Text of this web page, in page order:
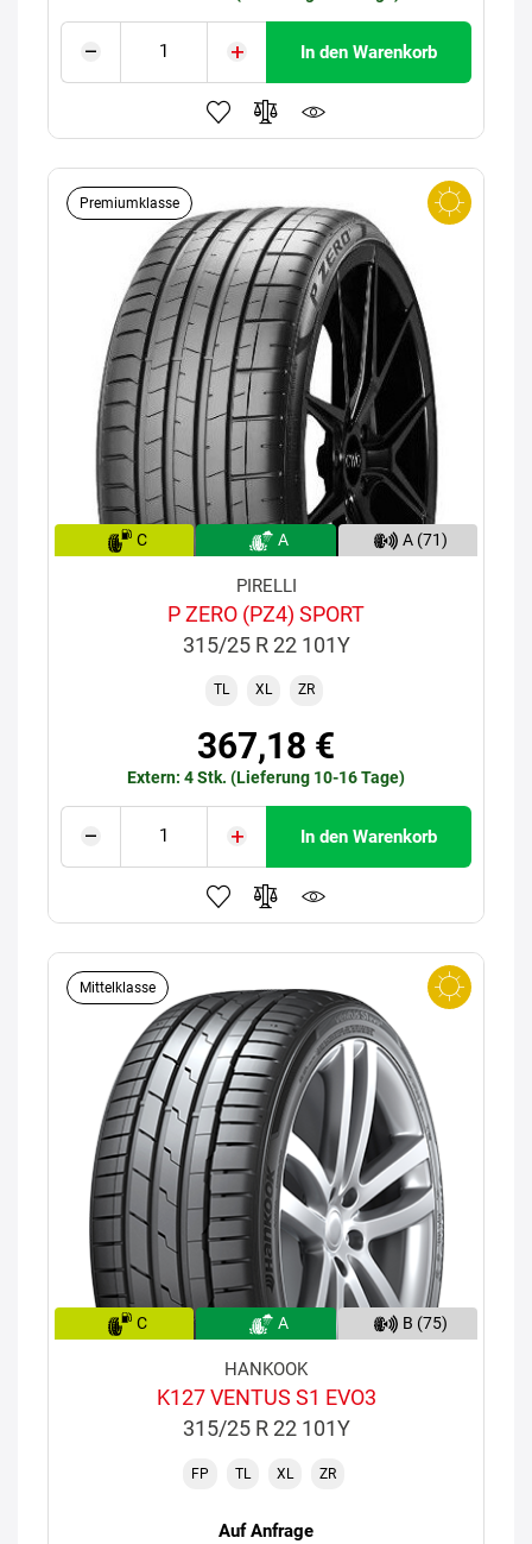
In den Warenkorb
Premiumklasse
C A A (71)
PIRELLI
P ZERO (PZ4) SPORT
315/25 R 22 101Y
TL XL ZR
367,18 €
Extern: 4 Stk. (Lieferung 10-16 Tage)
In den Warenkorb
Mittelklasse
C A B (75)
HANKOOK
K127 VENTUS S1 EVO3
315/25 R 22 101Y
FP TL XL ZR
Auf Anfrage